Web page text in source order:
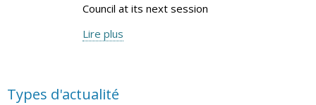
Council at its next session
Lire plus
Types d'actualité